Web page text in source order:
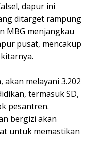
dapur ini
ditarget rampung
MBG menjangkau
pusat, mencakup
akan melayani 3.202
termasuk SD,
pesantren.
bergizi akan
untuk memastikan